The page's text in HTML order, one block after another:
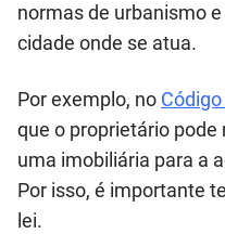
normas de urbanismo
cidade onde se atua.
Por exemplo, no
que o proprietário
uma imobiliária para a
Por isso, é importante
lei.